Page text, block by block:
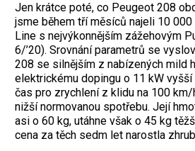
Jen krátce poté, co Peugeot 208
jsme během tří měsíců najeli 10
Line s ­nejvýkonnějším zážehovým
6/’20). Srovnání parametrů se
208 se silnějším z nabízených mild
elektrickému dopingu o 11 kW
čas pro zrychlení z klidu na 100
nižší normovanou spotřebu. Její
asi o 60 kg, utáhne však o 45 kg
cena za těch sedm let narostla